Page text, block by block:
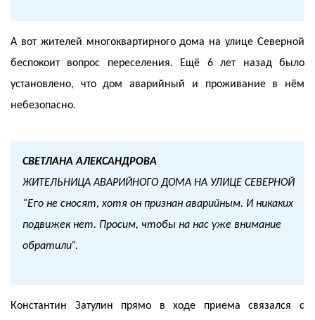
А вот жителей многоквартирного дома на улице Северной
беспокоит вопрос переселения. Ещё 6 лет назад было
установлено, что дом аварийный и проживание в нём
небезопасно.
СВЕТЛАНА АЛЕКСАНДРОВА
ЖИТЕЛЬНИЦА АВАРИЙНОГО ДОМА НА УЛИЦЕ СЕВЕРНОЙ
“Его не сносят, хотя он признан аварийным. И никаких
подвижек нет. Просим, чтобы на нас уже внимание
обратили”.
Константин Затулин прямо в ходе приема связался с